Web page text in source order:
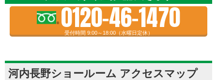
0120-46-1470
受付時間 9:00～18:00（水曜日定休）
河内長野ショールーム アクセスマップ